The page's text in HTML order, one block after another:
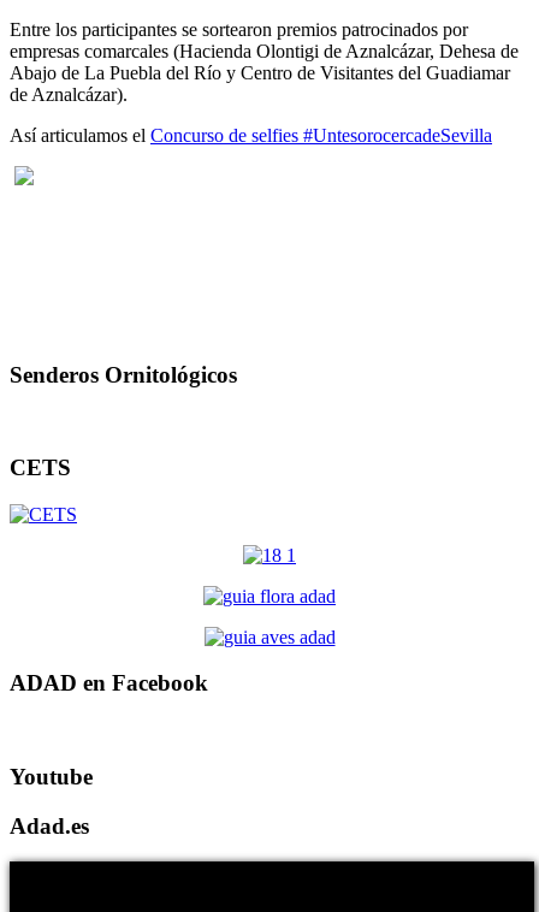
Entre los participantes se sortearon premios patrocinados por
empresas comarcales (Hacienda Olontigi de Aznalcázar, Dehesa de
Abajo de La Puebla del Río y Centro de Visitantes del Guadiamar
de Aznalcázar).
Así articulamos el Concurso de selfies #UntesorocercadeSevilla
Senderos Ornitológicos
CETS
ADAD en Facebook
Youtube
Adad.es